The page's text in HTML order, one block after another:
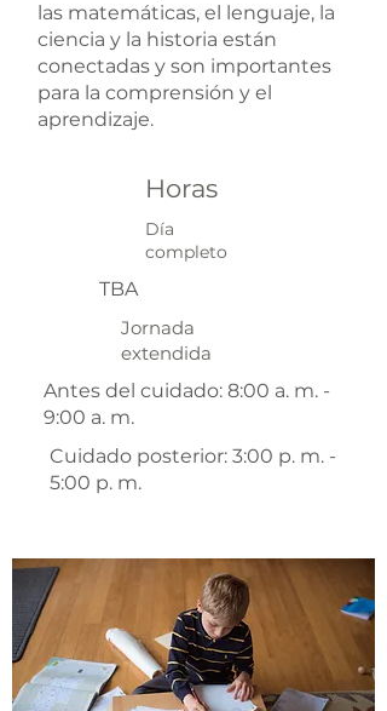
las matemáticas, el lenguaje, la
ciencia y la historia están
conectadas y son importantes
para la comprensión y el
aprendizaje.
Horas
Día
completo
TBA
Jornada
extendida
Antes del cuidado: 8:00 a. m. -
9:00 a. m.
Cuidado posterior: 3:00 p. m. -
5:00 p. m.